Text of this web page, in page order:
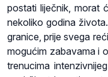
postati liječnik, morat
nekoliko godina
granice, prije svega
mogućim zabavama i
trenucima